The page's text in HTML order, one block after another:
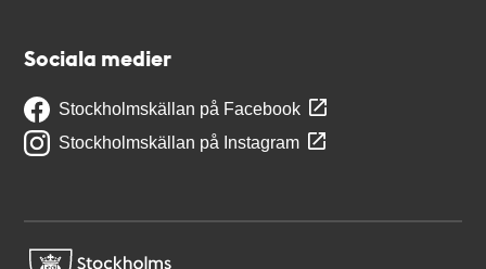
Sociala medier
Stockholmskällan på Facebook
Stockholmskällan på Instagram